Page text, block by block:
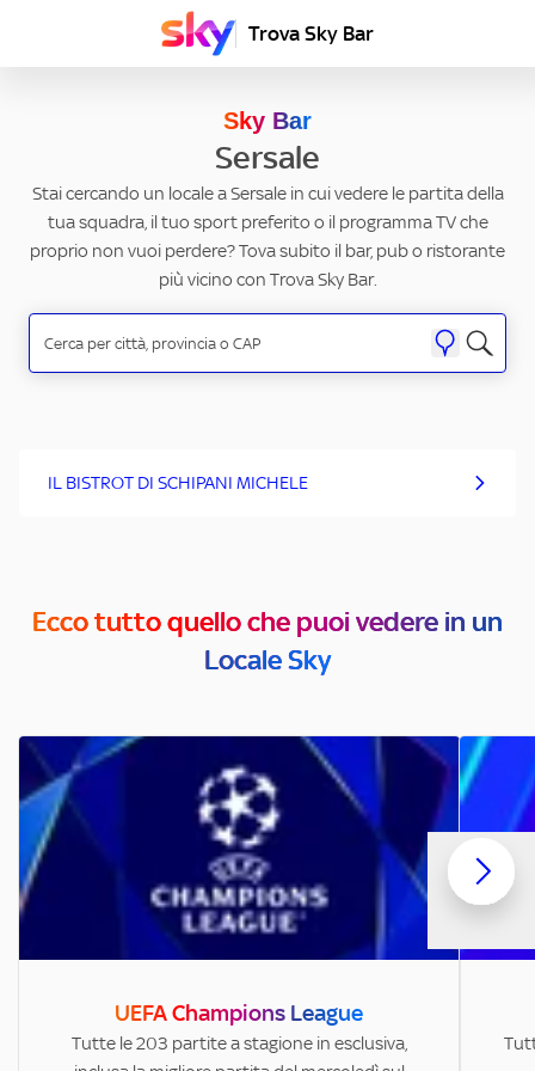
Trova Sky Bar
Sky Bar
Sersale
Stai cercando un locale a Sersale in cui vedere le partita della
tua squadra, il tuo sport preferito o il programma TV che
proprio non vuoi perdere? Tova subito il bar, pub o ristorante
più vicino con Trova Sky Bar.
IL BISTROT DI SCHIPANI MICHELE
Ecco tutto quello che puoi vedere in un
Locale Sky
UEFA Champions League
Tutte le 203 partite a stagione in esclusiva,